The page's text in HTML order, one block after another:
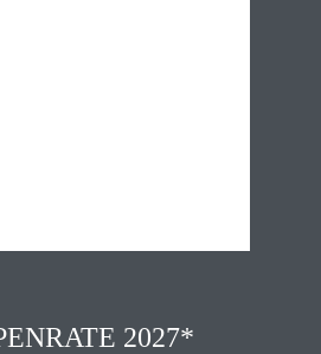
2027*